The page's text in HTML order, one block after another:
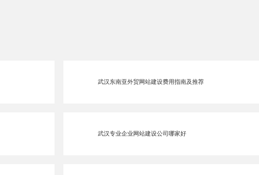
武汉东南亚外贸网站建设费用指南及推荐
武汉专业企业网站建设公司哪家好